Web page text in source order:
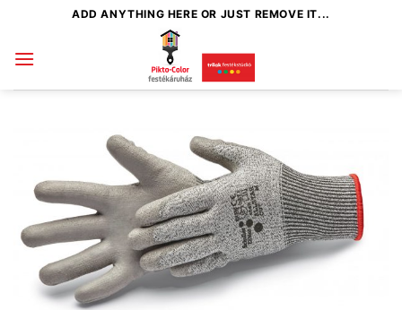
content
ADD ANYTHING HERE OR JUST REMOVE IT...